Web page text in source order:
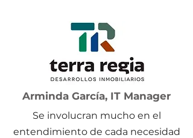
Arminda García, IT Manager
Se involucran mucho en el
entendimiento de cada necesidad